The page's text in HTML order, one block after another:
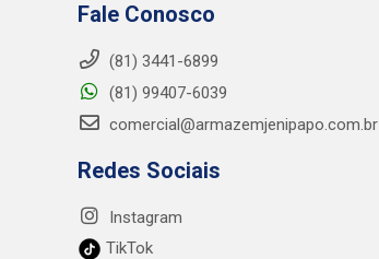
Fale Conosco
(81) 3441-6899
(81) 99407-6039
comercial@armazemjenipapo.com.br
Redes Sociais
Instagram
TikTok